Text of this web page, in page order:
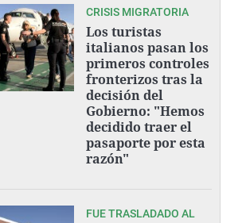
CRISIS MIGRATORIA
Los turistas
italianos pasan los
primeros controles
fronterizos tras la
decisión del
Gobierno: "Hemos
decidido traer el
pasaporte por esta
razón"
FUE TRASLADADO AL